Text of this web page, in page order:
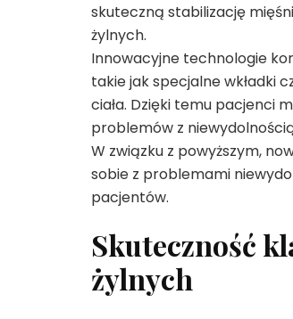
skuteczną stabilizację
żylnych.
Innowacyjne technologie
takie jak specjalne wkładki
ciała. Dzięki temu pacjenci
problemów z
W związku z powyższym,
sobie z problemami
pacjentów.
Skuteczność
żylnych